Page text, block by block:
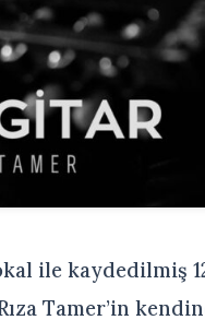
ile kaydedilmiş
Tamer’in